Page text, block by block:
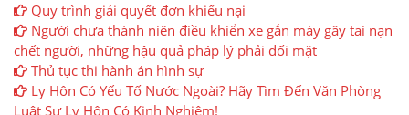
Quy trình giải quyết đơn khiếu nại
Người chưa thành niên điều khiển xe gắn máy gây tai nạn
chết người, những hậu quả pháp lý phải đối mặt
Thủ tục thi hành án hình sự
Ly Hôn Có Yếu Tố Nước Ngoài? Hãy Tìm Đến Văn Phòng
Luật Sư Ly Hôn Có Kinh Nghiệm!